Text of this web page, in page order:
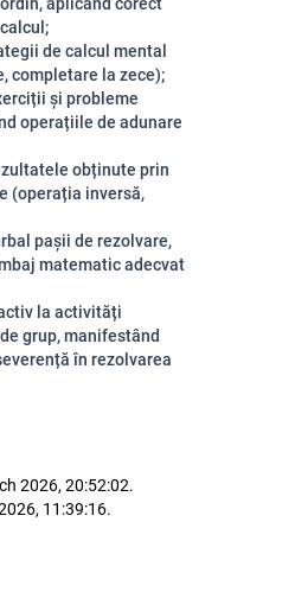
de calcul mental
completare la zece);
și probleme
operațiile de adunare
obținute prin
(operația inversă,
pașii de rezolvare,
matematic adecvat
la activități
grup, manifestând
în rezolvarea
2026, 20:52:02.
11:39:16.